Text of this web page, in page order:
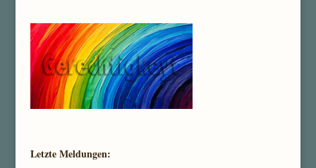
Letzte Meldungen: